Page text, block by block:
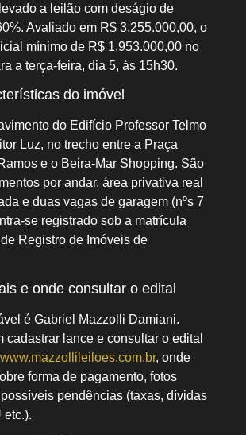
a leilão com deságio de
Avaliado em R$ 3.255.000,00, o
mínimo de R$ 1.953.000,00 no
a terça‑feira, dia 5, às 15h30.
do imóvel
do Edifício Professor Telmo
Luz, no trecho entre a Praça
e o Beira-Mar Shopping. São
por andar, área privativa real
e duas vagas de garagem (nºs 7
registrado sob a matrícula
Registro de Imóveis de
e onde consultar o edital
é Gabriel Mazzolli Damiani.
cadastrar lance e consultar o edital
www.mazzollileiloes.com.br, onde
forma de pagamento, fotos
pendências (taxas, dívidas
etc.).